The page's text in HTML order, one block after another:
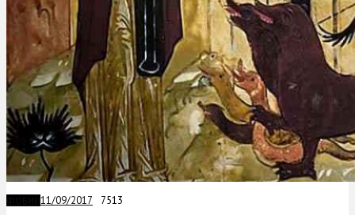
11/09/2017 7513